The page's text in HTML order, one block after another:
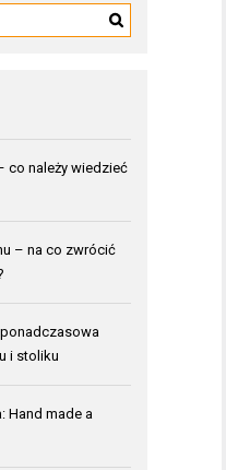
co należy wiedzieć
– na co zwrócić
i stoliku
Hand made a